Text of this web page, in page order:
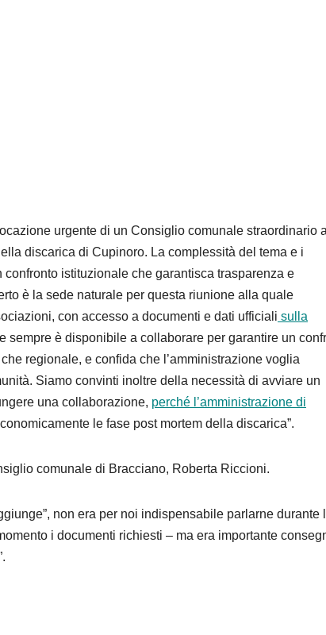
urgente di un Consiglio comunale straordinario
discarica di Cupinoro. La complessità del tema e i
istituzionale che garantisca trasparenza e
è la sede naturale per questa riunione alla quale
con accesso a documenti e dati ufficiali sulla
sempre è disponibile a collaborare per garantire un
regionale, e confida che l’amministrazione voglia
Siamo convinti inoltre della necessità di avviare un
una collaborazione, perché l’amministrazione di
le fase post mortem della discarica”.
comunale di Bracciano, Roberta Riccioni.
non era per noi indispensabile parlarne durante
i documenti richiesti – ma era importante